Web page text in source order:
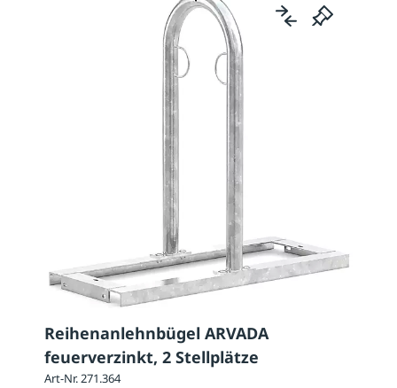
Reihenanlehnbügel ARVADA
feuerverzinkt, 2 Stellplätze
Art-Nr. 271.364